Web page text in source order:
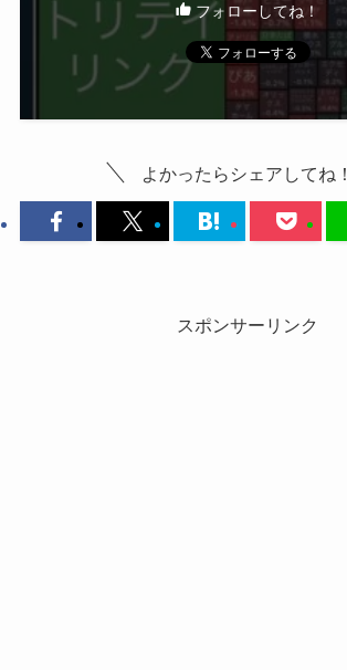
フォローしてね！
よかったらシェアしてね！
スポンサーリンク